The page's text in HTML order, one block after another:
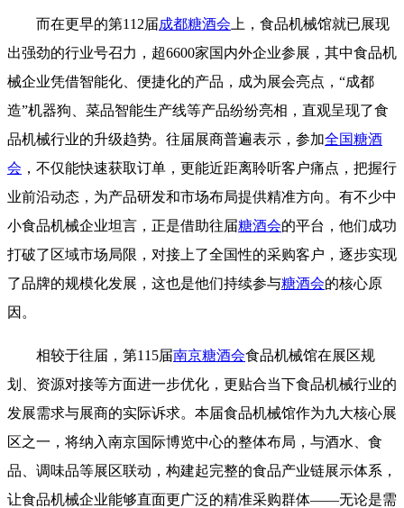
而在更早的第112届成都糖酒会 上，食品机械馆就已展现
出强劲的行业号召力，超6600家国内外企业参展，其中食品机
械企业凭借智能化、便捷化的产品，成为展会亮点，“成都
造”机器狗、菜品智能生产线等产品纷纷亮相，直观呈现了食
品机械行业的升级趋势。往届展商普遍表示，参加全国糖酒
会 ，不仅能快速获取订单，更能近距离聆听客户痛点，把握行
业前沿动态，为产品研发和市场布局提供精准方向。有不少中
小食品机械企业坦言，正是借助往届糖酒会的平台，他们成功
打破了区域市场局限，对接上了全国性的采购客户，逐步实现
了品牌的规模化发展，这也是他们持续参与糖酒会的核心原
因。
相较于往届，第115届南京糖酒会食品机械馆在展区规
划、资源对接等方面进一步优化，更贴合当下食品机械行业的
发展需求与展商的实际诉求。本届食品机械馆作为九大核心展
区之一，将纳入南京国际博览中心的整体布局，与酒水、食
品、调味品等展区联动，构建起完整的食品产业链展示体系，
让食品机械企业能够直面更广泛的精准采购群体——无论是需